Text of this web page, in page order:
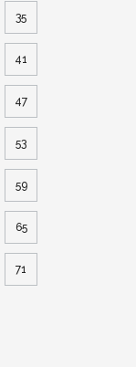
35
41
47
53
59
65
71